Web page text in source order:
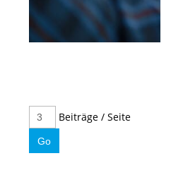
Beiträge / Seite